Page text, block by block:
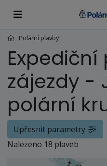
Polární plavby
zájezdy -
polární
Upřesnit parametry
Nalezeno 18 plaveb